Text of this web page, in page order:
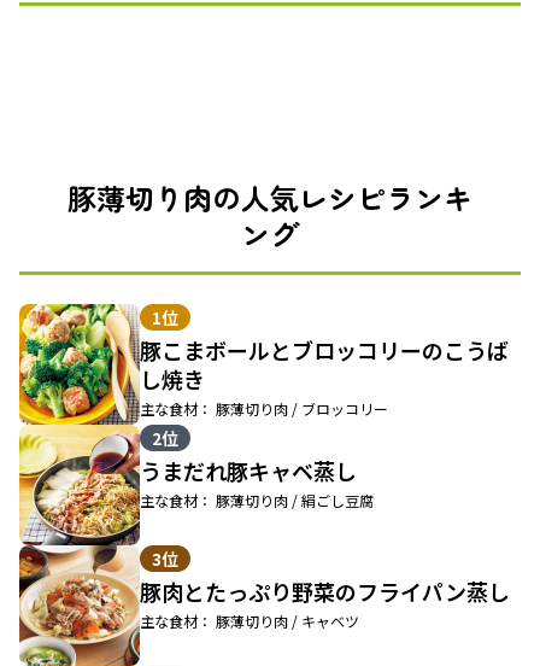
豚薄切り肉の人気レシピランキ
ング
1位
豚こまボールとブロッコリーのこうば
し焼き
主な食材： 豚薄切り肉 / ブロッコリー
2位
うまだれ豚キャベ蒸し
主な食材： 豚薄切り肉 / 絹ごし豆腐
3位
豚肉とたっぷり野菜のフライパン蒸し
主な食材： 豚薄切り肉 / キャベツ